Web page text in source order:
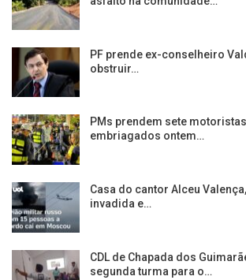
PF prende ex-conselheiro
obstruir…
PMs prendem sete
embriagados ontem…
Casa do cantor Alceu
invadida e…
CDL de Chapada dos
segunda turma para o…